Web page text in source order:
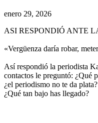
enero 29, 2026
ASI RESPONDIÓ ANTE
«Vergüenza daría robar,
Así respondió la periodista
contactos le preguntó: ¿Qué
¿el periodismo no te da plata?
¿Qué tan bajo has llegado?